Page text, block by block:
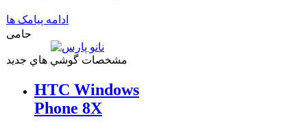
ادامه پیامک ها
حامی
مشخصات گوشي هاي جديد
HTC Windows
Phone 8X